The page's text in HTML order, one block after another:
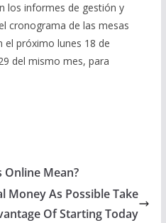
los informes de gestión y
cronograma de las mesas
el próximo lunes 18 de
del mismo mes, para
Online Mean?
Money As Possible Take
Of Starting Today